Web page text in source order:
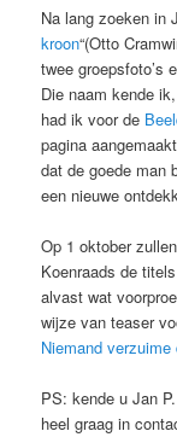
Na lang zoeken in
kroon“(Otto
twee groepsfoto’s
Die naam kende
had ik voor de
pagina
dat de goede man
een nieuwe
Op 1 oktober
Koenraads de
alvast wat
wijze van teaser
Niemand
PS: kende u Jan
heel graag in